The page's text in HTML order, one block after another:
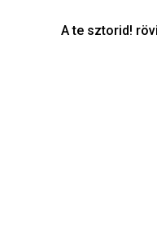
A te sztorid!